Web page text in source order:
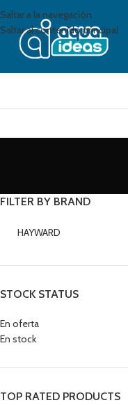
Saltar a la navegación
Saltar al contenido principal
FILTER BY BRAND
HAYWARD
STOCK STATUS
En oferta
En stock
TOP RATED PRODUCTS